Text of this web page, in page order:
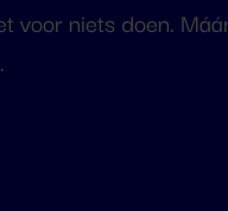
voor niets doen.